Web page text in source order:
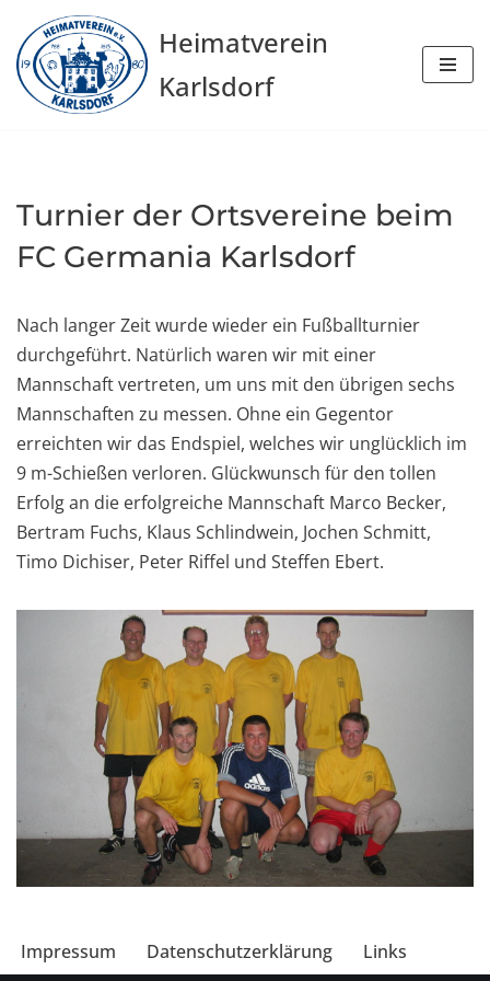
Zum
Inhalt
springen
Heimatverein
Karlsdorf
Turnier der Ortsvereine beim
FC Germania Karlsdorf
Nach langer Zeit wurde wieder ein Fußballturnier
durchgeführt. Natürlich waren wir mit einer
Mannschaft vertreten, um uns mit den übrigen sechs
Mannschaften zu messen. Ohne ein Gegentor
erreichten wir das Endspiel, welches wir unglücklich im
9 m-Schießen verloren. Glückwunsch für den tollen
Erfolg an die erfolgreiche Mannschaft Marco Becker,
Bertram Fuchs, Klaus Schlindwein, Jochen Schmitt,
Timo Dichiser, Peter Riffel und Steffen Ebert.
Impressum Datenschutzerklärung Links